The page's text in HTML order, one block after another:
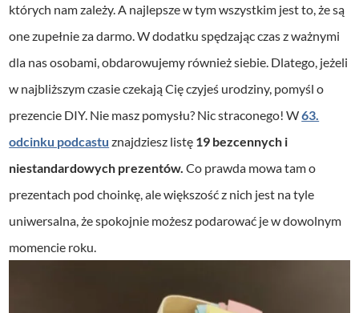
których nam zależy. A najlepsze w tym wszystkim jest to, że są
one zupełnie za darmo. W dodatku spędzając czas z ważnymi
dla nas osobami, obdarowujemy również siebie. Dlatego, jeżeli
w najbliższym czasie czekają Cię czyjeś urodziny, pomyśl o
prezencie DIY. Nie masz pomysłu? Nic straconego! W63.
odcinku podcastu znajdziesz listę 19 bezcennych i
niestandardowych prezentów.Co prawda mowa tam o
prezentach pod choinkę, ale większość z nich jest na tyle
uniwersalna, że spokojnie możesz podarować je w dowolnym
momencie roku.